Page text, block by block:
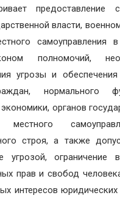
предоставление
власти,
самоуправления
полномочий,
угрозы и
нормального
органов
строя, а также
угрозой, ограничение
прав и свобод
интересов